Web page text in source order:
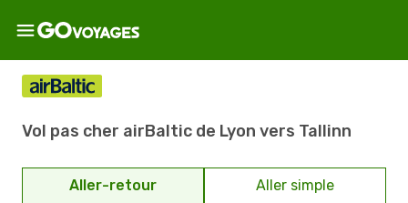
Vol pas cher airBaltic de Lyon vers Tallinn
Aller-retour Aller simple